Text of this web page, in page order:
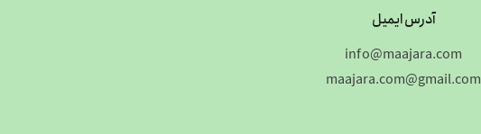
آدرس ایمیل
info@maajara.com
maajara.com@gmail.com